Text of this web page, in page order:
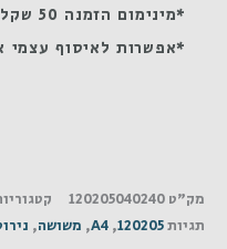
*מינימום הזמנה 50 שקלים
*אפשרות לאיסוף עצמי
מק"ט 120205040240
תגיות120205
,
A4
, משושה,